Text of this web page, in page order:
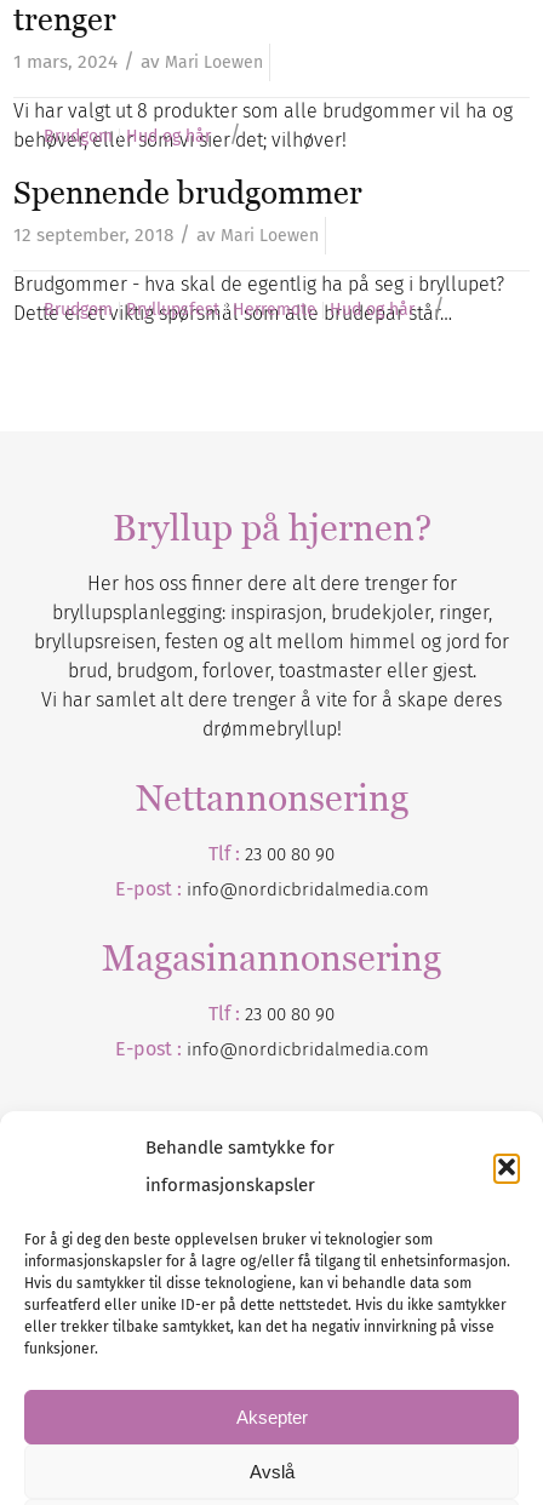
Behandle samtykke for
informasjonskapsler
For å gi deg den beste opplevelsen bruker vi teknologier som
informasjonskapsler for å lagre og/eller få tilgang til enhetsinformasjon.
Hvis du samtykker til disse teknologiene, kan vi behandle data som
surfeatferd eller unike ID-er på dette nettstedet. Hvis du ikke samtykker
eller trekker tilbake samtykket, kan det ha negativ innvirkning på visse
funksjoner.
Aksepter
Avslå
trenger
1 mars, 2024 / av Mari Loewen
Vi har valgt ut 8 produkter som alle brudgommer vil ha og
behøver, eller som vi sier det; vilhøver!
Brudgom Hud og hår /
Spennende brudgommer
12 september, 2018 / av Mari Loewen
Brudgommer - hva skal de egentlig ha på seg i bryllupet?
Dette er et viktig spørsmål som alle brudepar står…
Brudgom Bryllupsfest Herremote Hud og hår /
Bryllup på hjernen?
Her hos oss finner dere alt dere trenger for
bryllupsplanlegging: inspirasjon, brudekjoler, ringer,
bryllupsreisen, festen og alt mellom himmel og jord for
brud, brudgom, forlover, toastmaster eller gjest.
Vi har samlet alt dere trenger å vite for å skape deres
drømmebryllup!
Nettannonsering
Tlf : 23 00 80 90
E-post : info@nordicbridalmedia.com
Magasinannonsering
Tlf : 23 00 80 90
E-post : info@nordicbridalmedia.com
Tlf :23 00 80 90
E-post :info@ nordicbridalmedia.com